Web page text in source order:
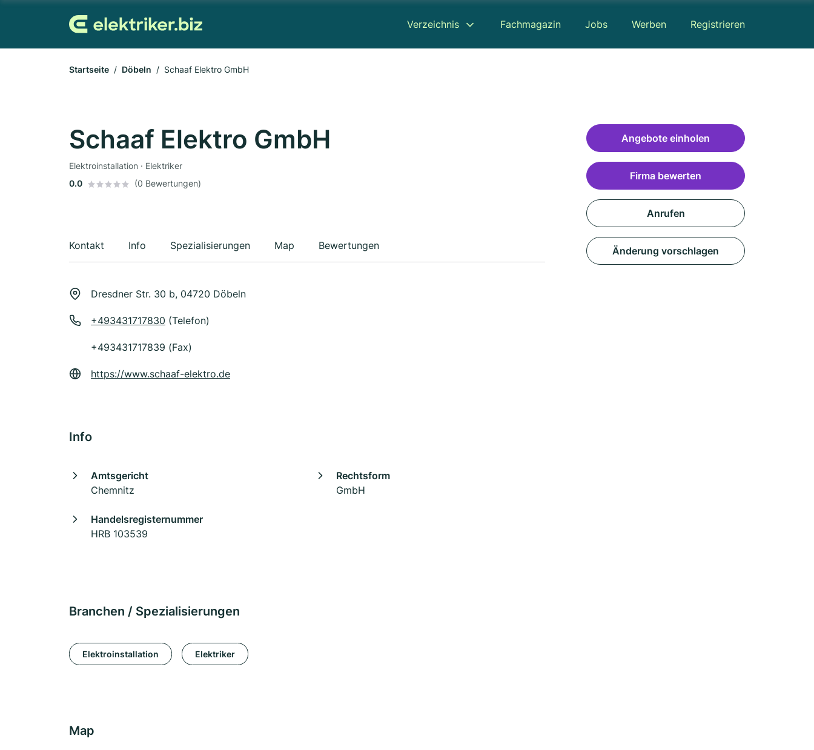
Verzeichnis Fachmagazin Jobs Werben Registrieren
Startseite Döbeln Schaaf Elektro GmbH
Schaaf Elektro GmbH
Elektroinstallation · Elektriker
0.0
(0 Bewertungen)
Kontakt Info Spezialisierungen Map Bewertungen
Dresdner Str. 30 b, 04720 Döbeln
+493431717830 (Telefon)
+493431717839 (Fax)
https://www.schaaf-elektro.de
Info
Amtsgericht
Chemnitz
Rechtsform
GmbH
Handelsregisternummer
HRB 103539
Branchen / Spezialisierungen
Elektroinstallation Elektriker
Map
Angebote einholen
Firma bewerten
Anrufen
Änderung vorschlagen